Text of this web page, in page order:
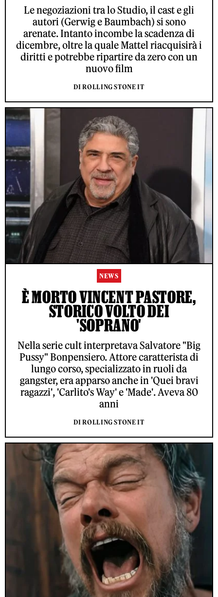
Le negoziazioni tra lo Studio, il cast e gli
autori (Gerwig e Baumbach) si sono
arenate. Intanto incombe la scadenza di
dicembre, oltre la quale Mattel riacquisirà i
diritti e potrebbe ripartire da zero con un
nuovo film
DI ROLLING STONE IT
NEWS
È MORTO VINCENT PASTORE,
STORICO VOLTO DEI
'SOPRANO'
Nella serie cult interpretava Salvatore "Big
Pussy" Bonpensiero. Attore caratterista di
lungo corso, specializzato in ruoli da
gangster, era apparso anche in 'Quei bravi
ragazzi', 'Carlito's Way' e 'Made'. Aveva 80
anni
DI ROLLING STONE IT